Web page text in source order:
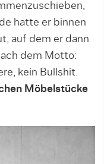
hatte er binnen
auf dem er dann
dem Motto:
kein Bullshit.
Möbelstücke